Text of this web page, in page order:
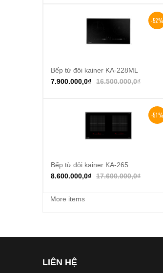
-52%
Thêm vào giỏ hàng
Bếp từ đôi kainer KA-228ML
16.500.000,0₫
7.900.000,0₫
-51%
Thêm vào giỏ hàng
Bếp từ đôi kainer KA-265
17.600.000,0₫
8.600.000,0₫
More items
LIÊN HỆ